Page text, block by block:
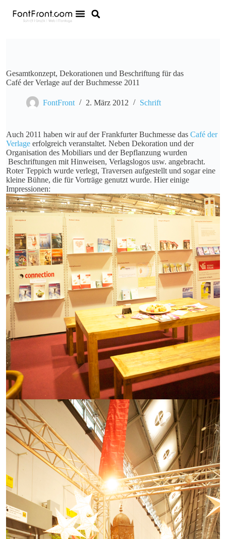
Gesamtkonzept, Dekorationen und Beschriftung für das
Café der Verlage auf der Buchmesse 2011
FontFront 2. März 2012 Schrift
Auch 2011 haben wir auf der Frankfurter Buchmesse das Café der
Verlage erfolgreich veranstaltet. Neben Dekoration und der
Organisation des Mobiliars und der Bepflanzung wurden
Beschriftungen mit Hinweisen, Verlagslogos usw. angebracht.
Roter Teppich wurde verlegt, Traversen aufgestellt und sogar eine
kleine Bühne, die für Vorträge genutzt wurde. Hier einige
Impressionen: